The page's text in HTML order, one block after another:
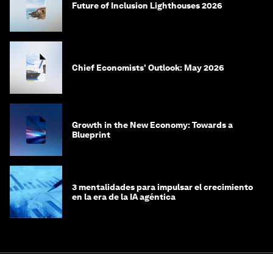
Future of Inclusion Lighthouses 2026
Chief Economists' Outlook: May 2026
Growth in the New Economy: Towards a
Blueprint
3 mentalidades para impulsar el crecimiento
en la era de la IA agéntica